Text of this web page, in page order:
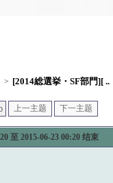
> [2014総選挙・SF部門][ ..
上一主题 下一主题
至 2015-06-23 00:20 结束